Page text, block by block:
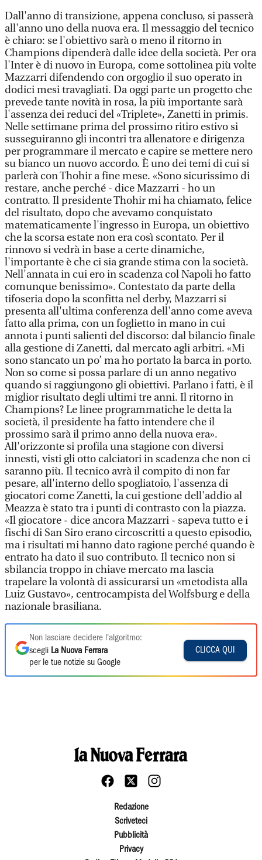
Dall'anno di transizione, appena concluso, si passerà
all'anno uno della nuova era. Il messaggio del tecnico
è chiaro: se l'obiettivo sarà o meno il ritorno in
Champions dipenderà dalle idee della società. Per ora
l'Inter è di nuovo in Europa, come sottolinea più volte
Mazzarri difendendo con orgoglio il suo operato in
dodici mesi travagliati. Da oggi parte un progetto che
prevede tante novità in rosa, la più importante sarà
l'assenza dei reduci del «Triplete», Zanetti in primis.
Nelle settimane prima del prossimo ritiro estivo si
susseguiranno gli incontri tra allenatore e dirigenza
per programmare il mercato e capire se mettere nero
su bianco un nuovo accordo. È uno dei temi di cui si
parlerà con Thohir a fine mese. «Sono sicurissimo di
restare, anche perché - dice Mazzarri - ho un
contratto. Il presidente Thohir mi ha chiamato, felice
del risultato, dopo che avevamo conquistato
matematicamente l'ingresso in Europa, un obiettivo
che la scorsa estate non era così scontato. Per il
rinnovo si vedrà in base a certe dinamiche,
l'importante è che ci sia grande stima con la società.
Nell'annata in cui ero in scadenza col Napoli ho fatto
comunque benissimo». Contestato da parte della
tifoseria dopo la sconfitta nel derby, Mazzarri si
presenta all'ultima conferenza dell'anno come aveva
fatto alla prima, con un foglietto in mano in cui
annota i punti salienti del discorso: dal bilancio finale
alla gestione di Zanetti, dal mercato agli arbitri. «Mi
sono stancato un po’ ma ho portato la barca in porto.
Non so come si possa parlare di un anno negativo
quando si raggiungono gli obiettivi. Parlano i fatti, è il
miglior risultato degli ultimi tre anni. Il ritorno in
Champions? Le linee programmatiche le detta la
società, il presidente ha fatto intendere che il
prossimo sarà il primo anno della nuova era».
All'orizzonte si profila una stagione con diversi
innesti, visti gli otto calciatori in scadenza che non ci
saranno più. Il tecnico avrà il compito di non far
pesare, all'interno dello spogliatoio, l'assenza di
giocatori come Zanetti, la cui gestione dell'addio al
Meazza è stato tra i punti di contrasto con la piazza.
«Il giocatore - dice ancora Mazzarri - sapeva tutto e i
fischi di San Siro erano circoscritti a questo episodio,
ma i risultati mi hanno dato ragione perché quando è
entrato ha dato il suo contributo. Il tecnico non si
sbilancia troppo in chiave mercato ma lascia
trapelare la volontà di assicurarsi un «metodista alla
Luiz Gustavo», centrocampista del Wolfsburg e della
nazionale brasiliana.
Non lasciare decidere l'algoritmo:
scegli La Nuova Ferrara
per le tue notizie su Google
CLICCA QUI
Redazione
Scriveteci
Pubblicità
Privacy